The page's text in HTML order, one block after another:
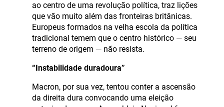
ao centro de uma revolução política, traz lições
que vão muito além das fronteiras britânicas.
Europeus formados na velha escola da política
tradicional temem que o centro histórico — seu
terreno de origem — não resista.
“Instabilidade duradoura”
Macron, por sua vez, tentou conter a ascensão
da direita dura convocando uma eleição